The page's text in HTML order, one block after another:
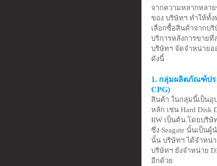
จากความหลากหลา
ของ บริษัทฯ ทำให้ทั้
เลือกซื้อสินค้าจากบ
บริการหลังการขาย
บริษัทฯ จัดจำหน่าย
ดังนี้
1. กลุ่มผลิตภัณฑ์ปร
CPG)
สินค้า ในกลุ่มนี้เป็นอุ
หลัก เช่น Hard Disk
RW เป็นต้น โดยบริษั
ซึ่ง Seagate นั้นเป็น
นั้น บริษัทฯ ได้จำหน่
บริษัทฯ ยังจำหน่าย
อีกด้วย